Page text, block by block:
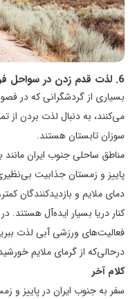
6. لذت قدم زدن در سواحل فریبنده جنوب
بسیاری از گردشگرانی که در
می‌کنند، به دنبال لذت بردن
سوزان تابستان هستند.
مناطق ساحلی جنوب ایران
پاییز و زمستان جذابیت
دمای ملایم و بازدیدکنندگان
کنار دریا بسیار ایده‌آل هستند.
فعالیت‌های ورزشی آبی لذت
درحالی‌که از گرمای ملایم
کلام آخر
سفر به جنوب ایران در پاییز و